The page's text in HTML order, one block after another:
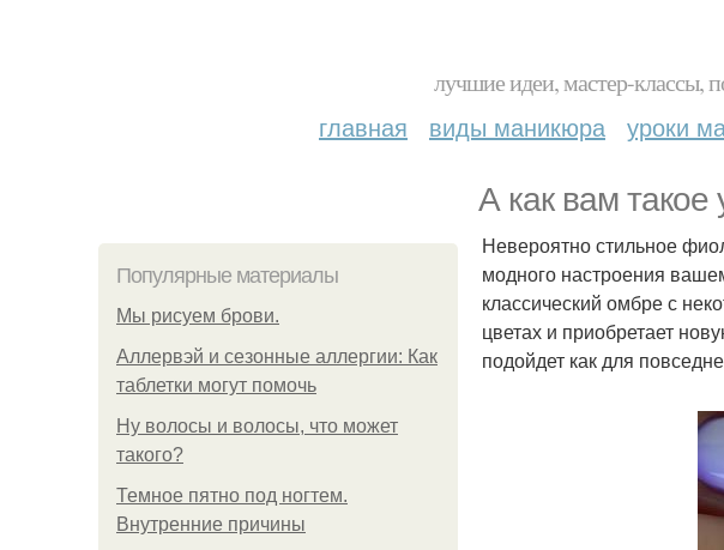
лучшие идеи, мастер-классы,
главная виды маникюра уроки
А как вам такое
Популярные материалы
Мы рисуем брови.
Аллервэй и сезонные аллергии: Как
таблетки могут помочь
Ну волосы и волосы, что может
такого?
Темное пятно под ногтем.
Внутренние причины
Невероятно стильное
модного настроения
классический омбре с
цветах и приобретает
подойдет как для